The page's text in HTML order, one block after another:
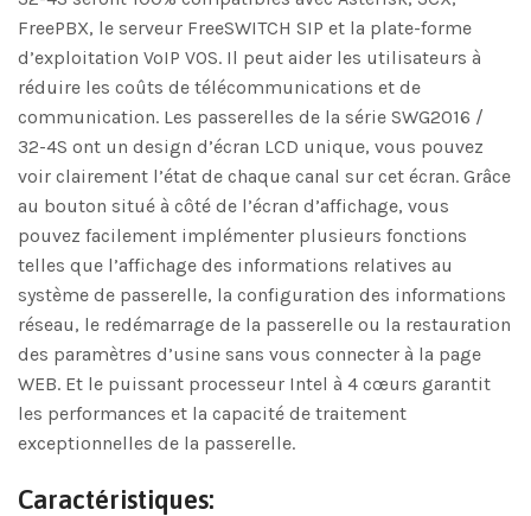
FreePBX, le serveur FreeSWITCH SIP et la plate-forme
d’exploitation VoIP VOS. Il peut aider les utilisateurs à
réduire les coûts de télécommunications et de
communication. Les passerelles de la série SWG2016 /
32-4S ont un design d’écran LCD unique, vous pouvez
voir clairement l’état de chaque canal sur cet écran. Grâce
au bouton situé à côté de l’écran d’affichage, vous
pouvez facilement implémenter plusieurs fonctions
telles que l’affichage des informations relatives au
système de passerelle, la configuration des informations
réseau, le redémarrage de la passerelle ou la restauration
des paramètres d’usine sans vous connecter à la page
WEB. Et le puissant processeur Intel à 4 cœurs garantit
les performances et la capacité de traitement
exceptionnelles de la passerelle.
Caractéristiques: